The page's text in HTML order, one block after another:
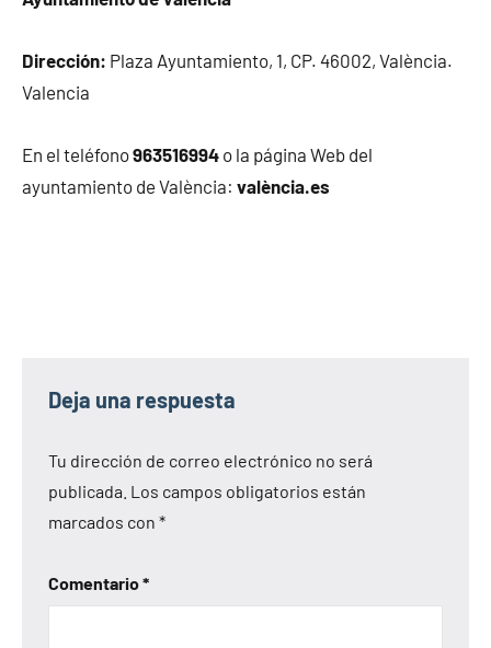
Dirección: Plaza Ayuntamiento, 1, CP. 46002, València.
Valencia
En el teléfono963516994 o la página Web del
ayuntamiento de València: valència.es
Deja una respuesta
Tu dirección de correo electrónico no será
publicada. Los campos obligatorios están
marcados con *
Comentario*